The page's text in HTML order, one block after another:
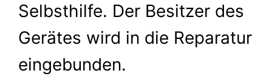
Selbsthilfe. Der Besitzer des
Gerätes wird in die Reparatur
eingebunden.